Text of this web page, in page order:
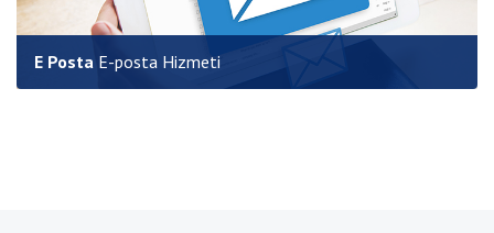
E Posta E-posta Hizmeti